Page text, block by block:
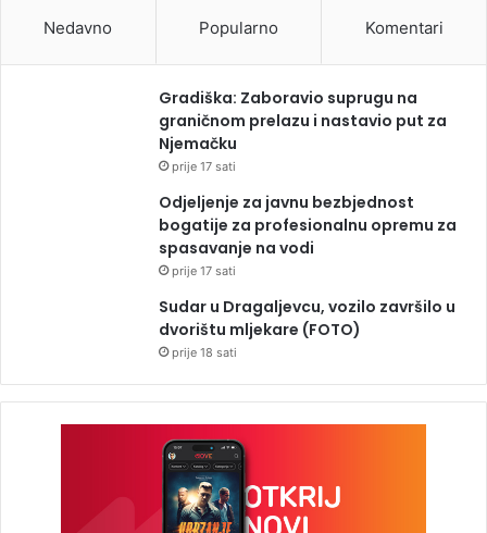
Nedavno Popularno Komentari
Gradiška: Zaboravio suprugu na
graničnom prelazu i nastavio put za
Njemačku
prije 17 sati
Odjeljenje za javnu bezbjednost
bogatije za profesionalnu opremu za
spasavanje na vodi
prije 17 sati
Sudar u Dragaljevcu, vozilo završilo u
dvorištu mljekare (FOTO)
prije 18 sati